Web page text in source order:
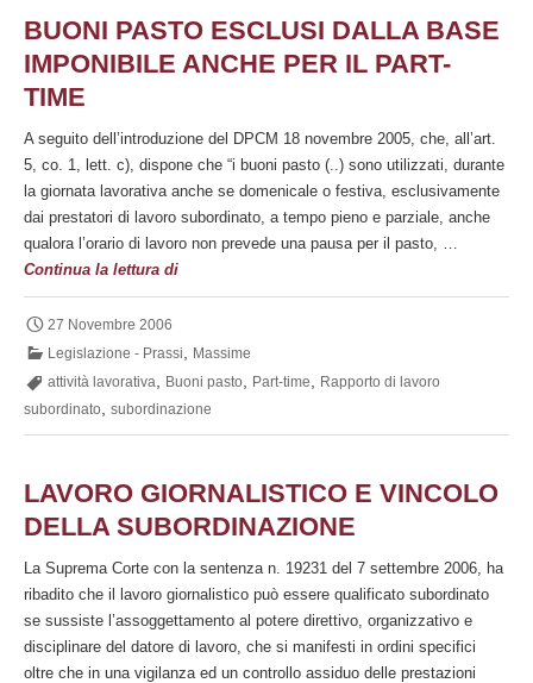
BUONI PASTO ESCLUSI DALLA BASE
IMPONIBILE ANCHE PER IL PART-
TIME
A seguito dell’introduzione del DPCM 18 novembre 2005, che, all’art.
5, co. 1, lett. c), dispone che “i buoni pasto (..) sono utilizzati, durante
la giornata lavorativa anche se domenicale o festiva, esclusivamente
dai prestatori di lavoro subordinato, a tempo pieno e parziale, anche
qualora l’orario di lavoro non prevede una pausa per il pasto, …
Continua la lettura diBuoni
pasto
dalla
base
imponibile
part-
time
27 Novembre 2006
Legislazione - Prassi
Massime
attività lavorativa
Buoni pasto Part-time
Rapporto di lavoro
subordinato
subordinazione
LAVORO GIORNALISTICO E VINCOLO
DELLA SUBORDINAZIONE
La Suprema Corte con la sentenza n. 19231 del 7 settembre 2006, ha
ribadito che il lavoro giornalistico può essere qualificato subordinato
se sussiste l’assoggettamento al potere direttivo, organizzativo e
disciplinare del datore di lavoro, che si manifesti in ordini specifici
oltre che in una vigilanza ed un controllo assiduo delle prestazioni